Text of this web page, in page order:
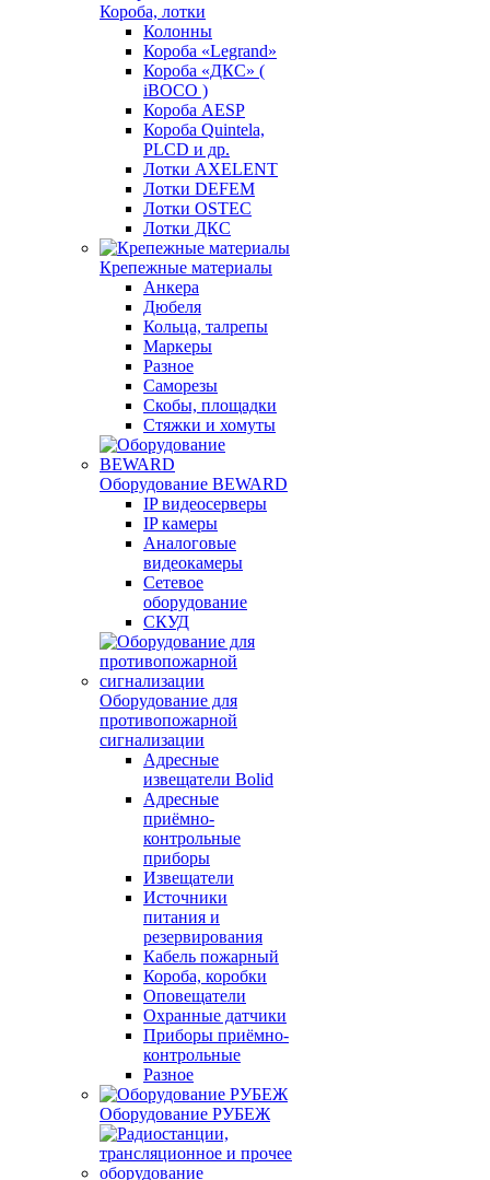
Короба, лотки
Колонны
Короба «Legrand»
Короба «ДКС» (
iBOCO )
Короба AESP
Короба Quintela,
PLCD и др.
Лотки AXELENT
Лотки DEFEM
Лотки OSTEC
Лотки ДКС
Крепежные материалы
Анкера
Дюбеля
Кольца, талрепы
Маркеры
Разное
Саморезы
Скобы, площадки
Стяжки и хомуты
Оборудование BEWARD
IP видеосерверы
IP камеры
Аналоговые
видеокамеры
Сетевое
оборудование
СКУД
Оборудование для
противопожарной
сигнализации
Адресные
извещатели Bolid
Адресные
приёмно-
контрольные
приборы
Извещатели
Источники
питания и
резервирования
Кабель пожарный
Короба, коробки
Оповещатели
Охранные датчики
Приборы приёмно-
контрольные
Разное
Оборудование РУБЕЖ